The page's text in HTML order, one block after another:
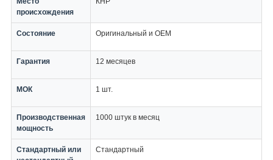
происхождения
Состояние Оригинальный и OEM
Гарантия 12 месяцев
МОК 1 шт.
Производственная
мощность
1000 штук в месяц
Стандартный или
Стандартный